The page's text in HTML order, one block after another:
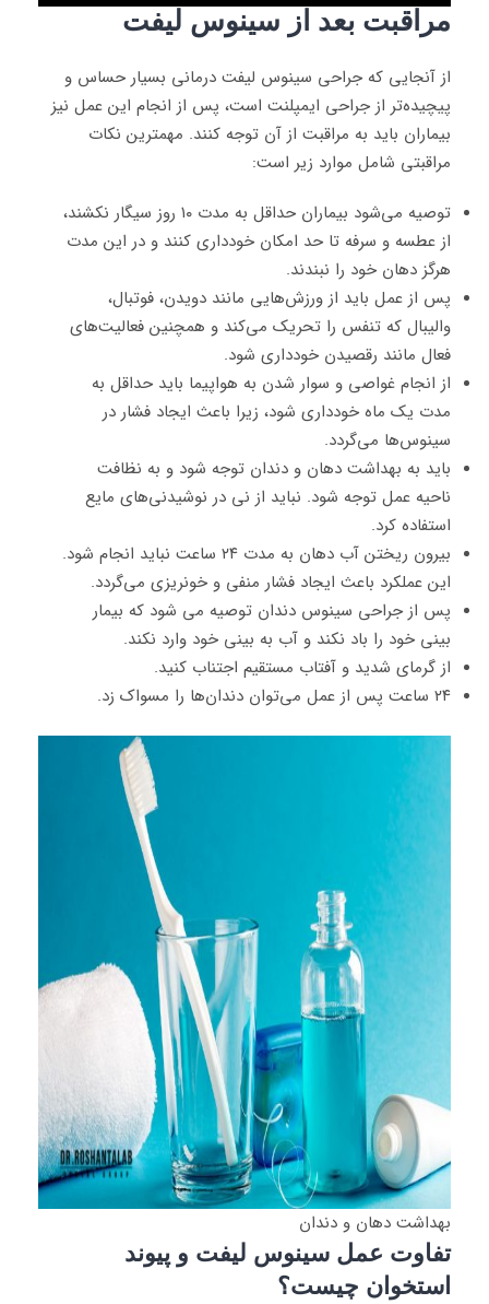
مراقبت بعد از سینوس لیفت
از آنجایی که جراحی سینوس لیفت درمانی بسیار حساس و
پیچیده‌تر از جراحی ایمپلنت است، پس از انجام این عمل نیز
بیماران باید به مراقبت از آن توجه کنند. مهمترین نکات
مراقبتی شامل موارد زیر است:
توصیه می‌شود بیماران حداقل به مدت ۱۰ روز سیگار نکشند،
از عطسه و سرفه تا حد امکان خودداری کنند و در این مدت
هرگز دهان خود را نبندند.
پس از عمل باید از ورزش‌هایی مانند دویدن، فوتبال،
والیبال که تنفس را تحریک می‌کند و همچنین فعالیت‌های
فعال مانند رقصیدن خودداری شود.
از انجام غواصی و سوار شدن به هواپیما باید حداقل به
مدت یک ماه خودداری شود، زیرا باعث ایجاد فشار در
سینوس‌ها می‌گردد.
باید به بهداشت دهان و دندان توجه شود و به نظافت
ناحیه عمل توجه شود. نباید از نی در نوشیدنی‌های مایع
استفاده کرد.
بیرون ریختن آب دهان به مدت ۲۴ ساعت نباید انجام شود.
این عملکرد باعث ایجاد فشار منفی و خونریزی می‌گردد.
پس از جراحی سینوس دندان توصیه می شود که بیمار
بینی خود را باد نکند و آب به بینی خود وارد نکند.
از گرمای شدید و آفتاب مستقیم اجتناب کنید.
۲۴ ساعت پس از عمل می‌توان دندان‌ها را مسواک زد.
بهداشت دهان و دندان
تفاوت عمل سینوس لیفت و پیوند
استخوان چیست؟